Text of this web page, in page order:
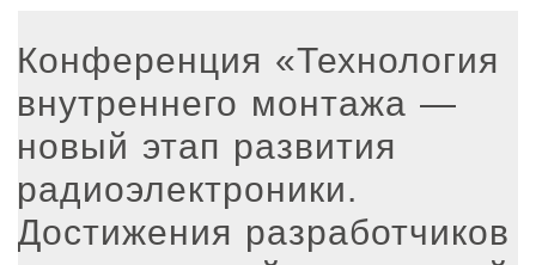
Конференция «Технология
внутреннего монтажа —
новый этап развития
радиоэлектроники.
Достижения разработчиков